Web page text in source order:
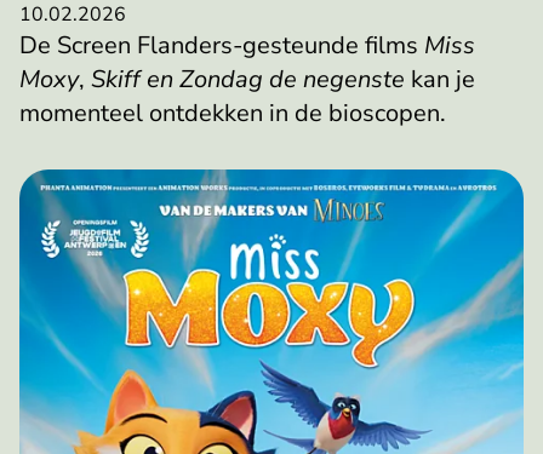
10.02.2026
De Screen Flanders-gesteunde films Miss
Moxy, Skiff en Zondag de negenste kan je
momenteel ontdekken in de bioscopen.